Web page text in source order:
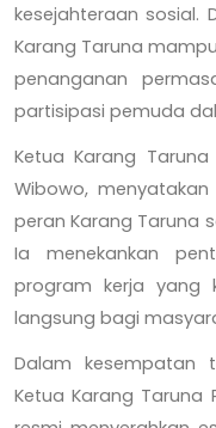
kesejahteraan sosial.
Karang Taruna
penanganan
partisipasi pemuda
Ketua Karang
Wibowo,
peran Karang Taruna
Ia menekankan
program kerja yang
langsung bagi
Dalam kesempatan
Ketua Karang Taruna